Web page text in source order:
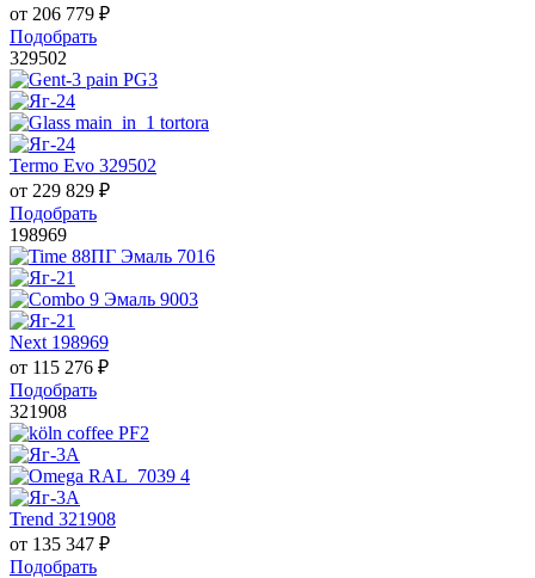
от 206 779 ₽
Подобрать
329502
Termo Evo 329502
от 229 829 ₽
Подобрать
198969
Next 198969
от 115 276 ₽
Подобрать
321908
Trend 321908
от 135 347 ₽
Подобрать